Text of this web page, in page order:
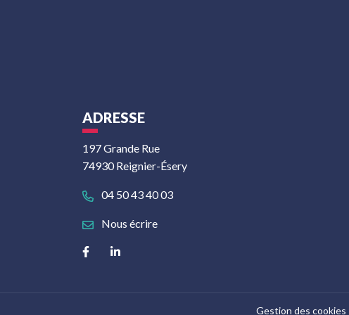
ADRESSE
197 Grande Rue
74930 Reignier-Ésery
04 50 43 40 03
Nous écrire
Lien vers le compte Facebook
Lien vers le compte Linkedin
Gestion des cookies